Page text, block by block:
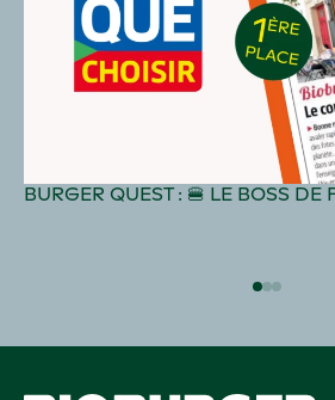
BURGER QUEST : 🍔 LE BOSS DE